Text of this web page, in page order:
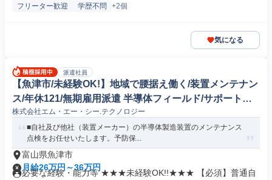
フリーター歓迎 学歴不問 +2個
気になる
派遣社員
【魚津市/未経験OK!】地域で腰据え働く/装置メンテナン
ス/年休121/無期雇用派遣 半導体フィールド/サポートエ
ンジニア
株式会社エム・エー・シー.テクノロジー
■自社及び他社（装置メーカー）の半導体製造装置のメンテナンス
点検をお任せいたします。予防保...
富山県魚津市
月給26万円～36万円
必要な経験・能力等 ★★★未経験OK!!★★★ 【必須】普通自